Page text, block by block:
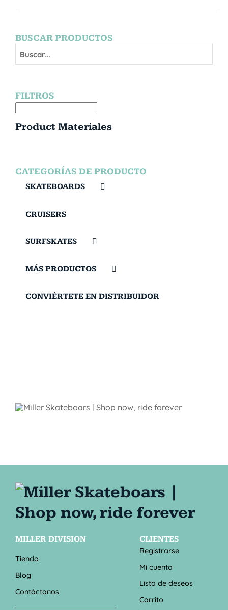
BUSCAR PRODUCTOS
FILTROS
Product Materiales
CATEGORÍAS DE PRODUCTO
SKATEBOARDS
CRUISERS
SURFSKATES
MÁS PRODUCTOS
CONVIÉRTETE EN DISTRIBUIDOR
MILLER DIVISION
Tienda
Blog
Contáctanos
CLIENTES
Registrarse
Mi cuenta
Lista de deseos
Carrito